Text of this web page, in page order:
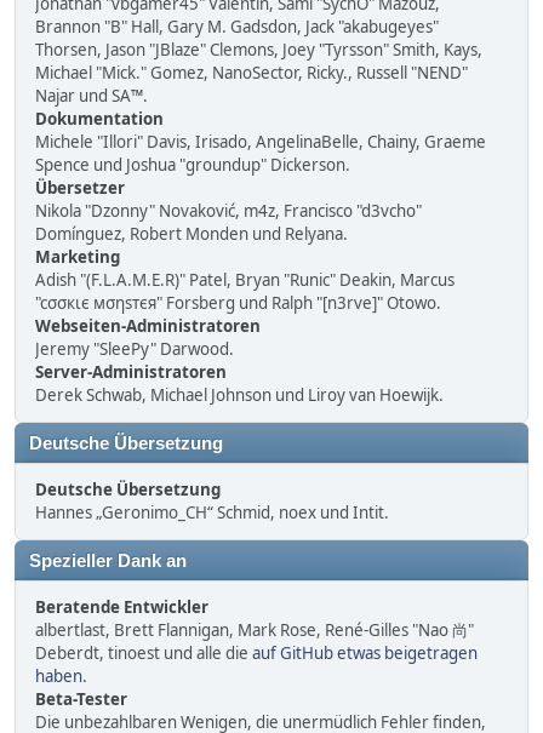
Brannon "B" Hall, Gary M. Gadsdon, Jack "akabugeyes"
Thorsen, Jason "JBlaze" Clemons, Joey "Tyrsson" Smith, Kays,
Michael "Mick." Gomez, NanoSector, Ricky., Russell "NEND"
Najar und SA™.
Dokumentation
Michele "Illori" Davis, Irisado, AngelinaBelle, Chainy, Graeme
Spence und Joshua "groundup" Dickerson.
Übersetzer
Nikola "Dzonny" Novaković, m4z, Francisco "d3vcho"
Domínguez, Robert Monden und Relyana.
Marketing
Adish "(F.L.A.M.E.R)" Patel, Bryan "Runic" Deakin, Marcus
"cσσкιє мσηѕтєя" Forsberg und Ralph "[n3rve]" Otowo.
Webseiten-Administratoren
Jeremy "SleePy" Darwood.
Server-Administratoren
Derek Schwab, Michael Johnson und Liroy van Hoewijk.
Deutsche Übersetzung
Deutsche Übersetzung
Hannes „Geronimo_CH“ Schmid, noex und Intit.
Spezieller Dank an
Beratende Entwickler
albertlast, Brett Flannigan, Mark Rose, René-Gilles "Nao 尚"
Deberdt, tinoest und alle die auf GitHub etwas beigetragen
haben.
Beta-Tester
Die unbezahlbaren Wenigen, die unermüdlich Fehler finden,